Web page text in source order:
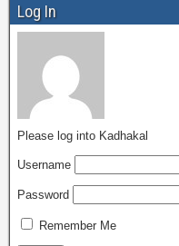
Log In
Please log into Kadhakal
Username
Password
Remember Me